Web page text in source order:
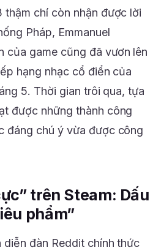
thậm chí còn nhận được lời
Pháp, Emmanuel
của game cũng đã vươn lên
hạng nhạc cổ điển của
5. Thời gian trôi qua, tựa
được những thành công
đáng chú ý vừa được công
trên Steam: Dấu
phẩm”
đàn Reddit chính thức